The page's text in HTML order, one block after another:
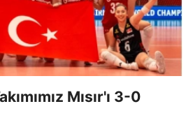
Mısır'ı 3-0